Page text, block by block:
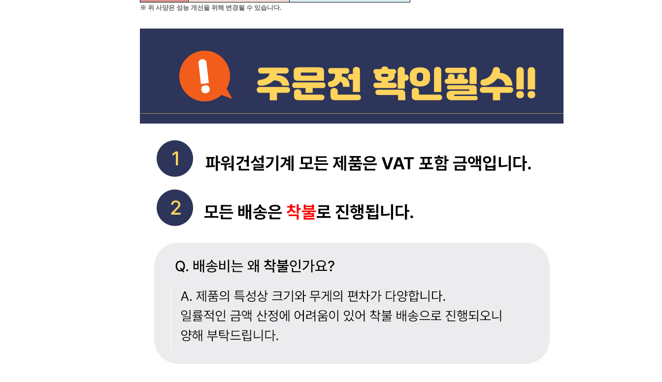
※ 위 사양은 성능 개선을 위해 변경될 수 있습니다.